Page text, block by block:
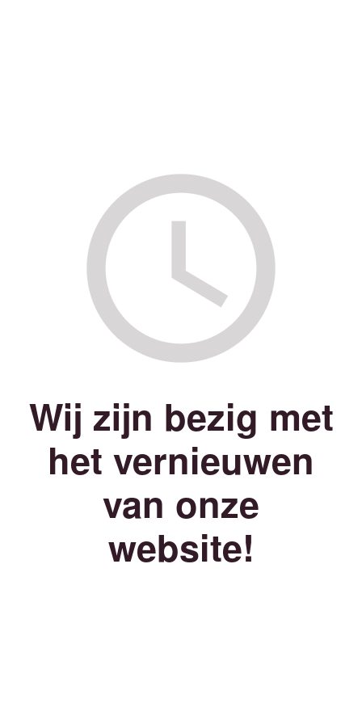
Wij zijn bezig met
het vernieuwen
van onze
website!